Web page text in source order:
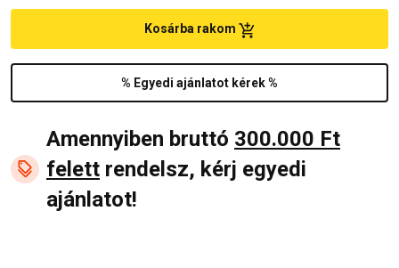
% Egyedi ajánlatot kérek %
Kosárba rakom
Amennyiben bruttó 300.000 Ft
felett rendelsz, kérj egyedi
ajánlatot!